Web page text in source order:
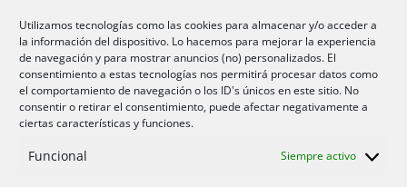
Utilizamos tecnologías como las cookies para almacenar y/o acceder a
la información del dispositivo. Lo hacemos para mejorar la experiencia
de navegación y para mostrar anuncios (no) personalizados. El
consentimiento a estas tecnologías nos permitirá procesar datos como
el comportamiento de navegación o los ID's únicos en este sitio. No
consentir o retirar el consentimiento, puede afectar negativamente a
ciertas características y funciones.
Funcional Siempre activo
Aire acondicionado Alicante
Aire acondicionador Murcia
Aire acondicionado San Juan